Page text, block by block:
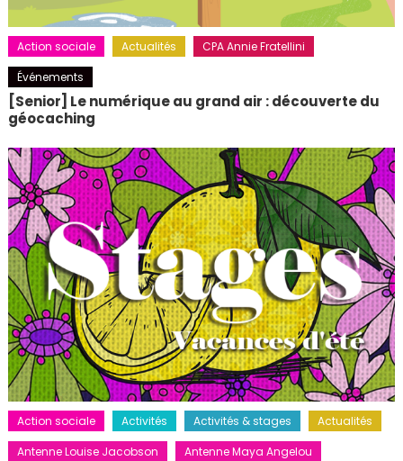
Action sociale Actualités
CPA Annie Fratellini
Événements
[Senior] Le numérique au grand air : découverte du
géocaching
Action sociale Activités Activités & stages
Actualités
Antenne Louise Jacobson
Antenne Maya Angelou